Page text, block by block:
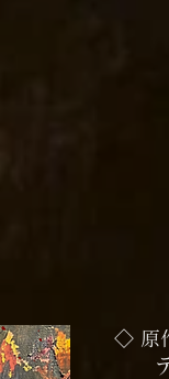
◇ 原